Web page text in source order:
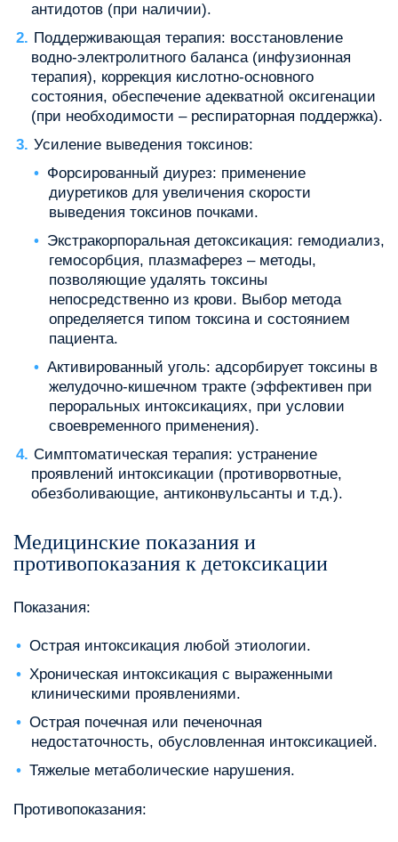
антидотов (при наличии).
Поддерживающая терапия: восстановление
водно-электролитного баланса (инфузионная
терапия), коррекция кислотно-основного
состояния, обеспечение адекватной оксигенации
(при необходимости – респираторная поддержка).
Усиление выведения токсинов:
Форсированный диурез: применение
диуретиков для увеличения скорости
выведения токсинов почками.
Экстракорпоральная детоксикация: гемодиализ,
гемосорбция, плазмаферез – методы,
позволяющие удалять токсины
непосредственно из крови. Выбор метода
определяется типом токсина и состоянием
пациента.
Активированный уголь: адсорбирует токсины в
желудочно-кишечном тракте (эффективен при
пероральных интоксикациях, при условии
своевременного применения).
Симптоматическая терапия: устранение
проявлений интоксикации (противорвотные,
обезболивающие, антиконвульсанты и т.д.).
Медицинские показания и
противопоказания к детоксикации
Показания:
Острая интоксикация любой этиологии.
Хроническая интоксикация с выраженными
клиническими проявлениями.
Острая почечная или печеночная
недостаточность, обусловленная интоксикацией.
Тяжелые метаболические нарушения.
Противопоказания: